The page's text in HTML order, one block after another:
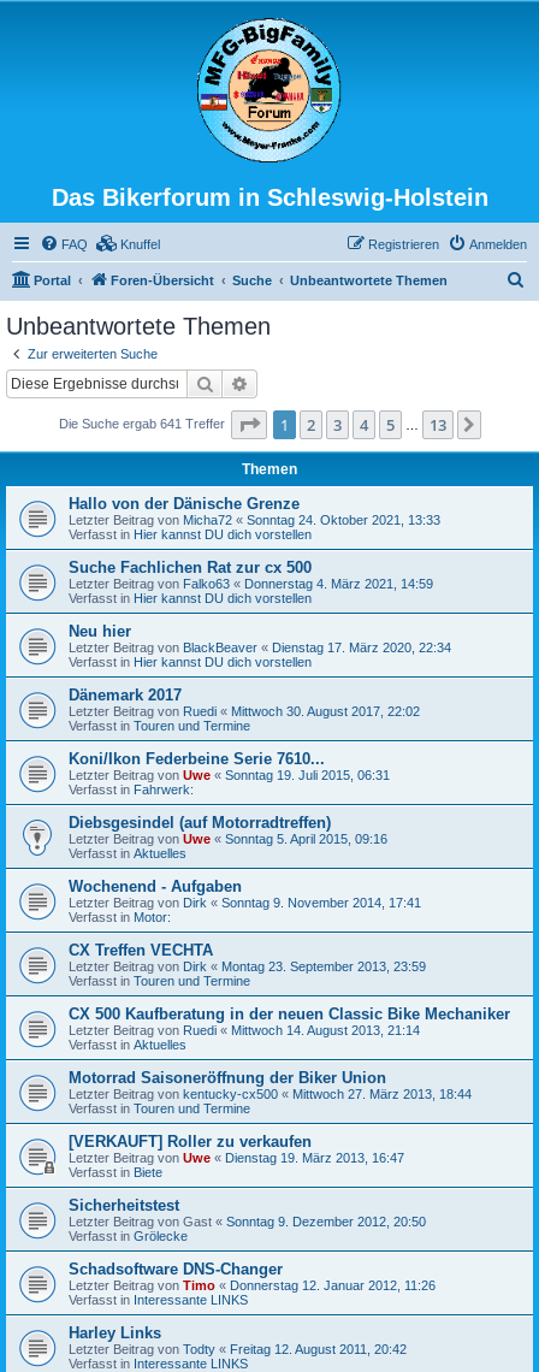
Das Bikerforum in Schleswig-Holstein
FAQ Knuffel Anmelden
Registrieren
Portal Foren-Übersicht Suche Unbeantwortete Themen
Unbeantwortete Themen
Zur erweiterten Suche
Suche
Die Suche ergab 641 Treffer Seite 1von 13
1 2 3 4 5 13
Themen
Hallo von der Dänische Grenze
Letzter Beitrag von Micha72 « Sonntag 24. Oktober 2021, 13:33
Verfasst in Hier kannst DU dich vorstellen
Suche Fachlichen Rat zur cx 500
Letzter Beitrag von Falko63 « Donnerstag 4. März 2021, 14:59
Verfasst in Hier kannst DU dich vorstellen
Neu hier
Letzter Beitrag von BlackBeaver « Dienstag 17. März 2020, 22:34
Verfasst in Hier kannst DU dich vorstellen
Dänemark 2017
Letzter Beitrag von Ruedi « Mittwoch 30. August 2017, 22:02
Verfasst in Touren und Termine
Koni/Ikon Federbeine Serie 7610...
Letzter Beitrag von Uwe « Sonntag 19. Juli 2015, 06:31
Verfasst in Fahrwerk:
Diebsgesindel (auf Motorradtreffen)
Letzter Beitrag von Uwe « Sonntag 5. April 2015, 09:16
Verfasst in Aktuelles
Wochenend - Aufgaben
Letzter Beitrag von Dirk « Sonntag 9. November 2014, 17:41
Verfasst in Motor:
CX Treffen VECHTA
Letzter Beitrag von Dirk « Montag 23. September 2013, 23:59
Verfasst in Touren und Termine
CX 500 Kaufberatung in der neuen Classic Bike Mechaniker
Letzter Beitrag von Ruedi « Mittwoch 14. August 2013, 21:14
Verfasst in Aktuelles
Motorrad Saisoneröffnung der Biker Union
Letzter Beitrag von kentucky-cx500 « Mittwoch 27. März 2013, 18:44
Verfasst in Touren und Termine
[VERKAUFT] Roller zu verkaufen
Letzter Beitrag von Uwe « Dienstag 19. März 2013, 16:47
Verfasst in Biete
Sicherheitstest
Letzter Beitrag von Gast « Sonntag 9. Dezember 2012, 20:50
Verfasst in Grölecke
Schadsoftware DNS-Changer
Letzter Beitrag von Timo « Donnerstag 12. Januar 2012, 11:26
Verfasst in Interessante LINKS
Harley Links
Letzter Beitrag von Todty « Freitag 12. August 2011, 20:42
Verfasst in Interessante LINKS